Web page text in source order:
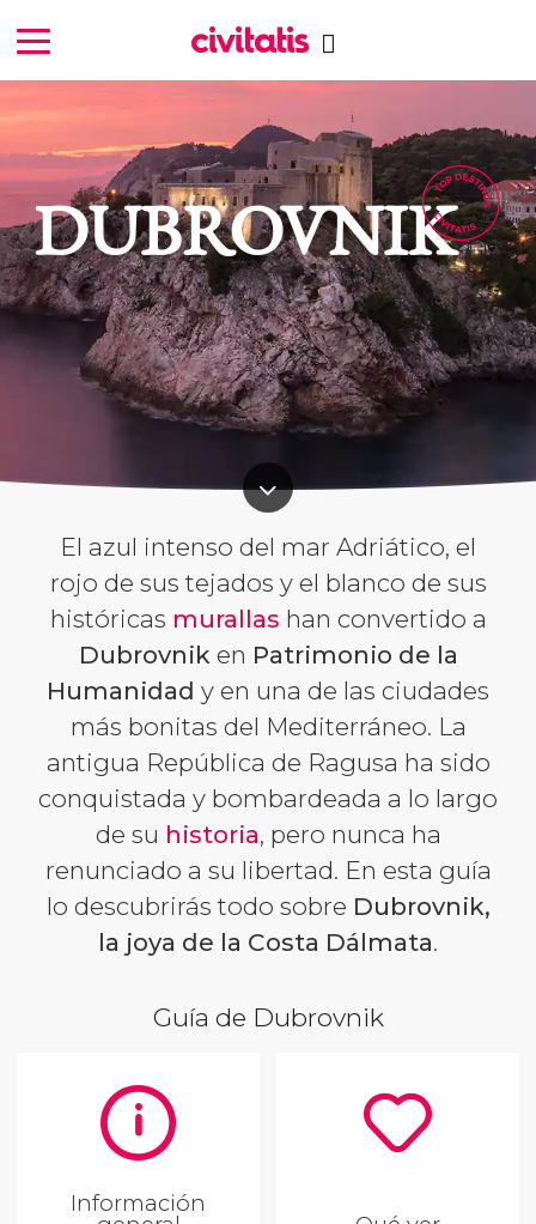
DUBROVNIK
El azul intenso del mar Adriático, el
rojo de sus tejados y el blanco de sus
históricas murallas han convertido a
Dubrovnik en Patrimonio de la
Humanidad y en una de las ciudades
más bonitas del Mediterráneo. La
antigua República de Ragusa ha sido
conquistada y bombardeada a lo largo
de su historia, pero nunca ha
renunciado a su libertad. En esta guía
lo descubrirás todo sobre Dubrovnik,
la joya de la Costa Dálmata.
Guía de Dubrovnik
Información